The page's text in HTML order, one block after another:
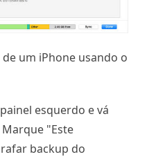
de um iPhone usando o
esquerdo e vá
"Este
backup do